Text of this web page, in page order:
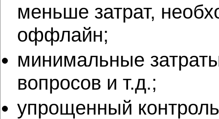
меньше затрат,
оффлайн;
минимальные
вопросов и т.д.;
упрощенный